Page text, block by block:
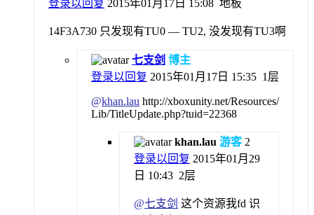
登录以回复 2015年01月17日 15:08 地板
14F3A730 只发现有TU0 — TU2, 没发现有TU3啊
七支剑 博主
登录以回复 2015年01月17日 15:35 1层
@khan.lau http://xboxunity.net/Resources/
Lib/TitleUpdate.php?tuid=22368
khan.lau 游客 2
登录以回复 2015年01月29
日 10:43 2层
@七支剑 这个资源我fd 识